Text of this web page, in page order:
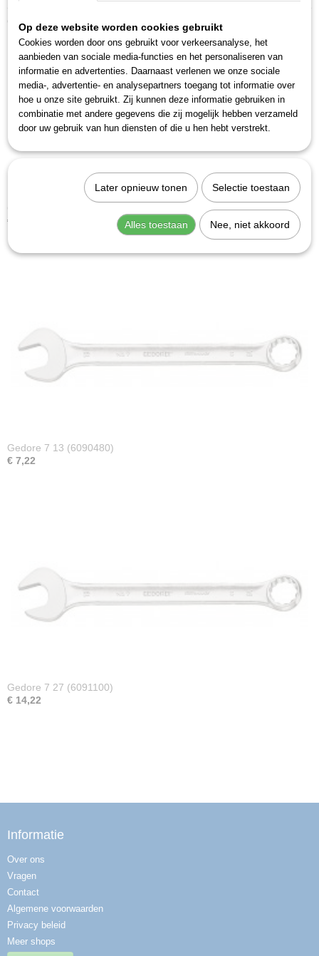
Ook interessant
€ 21,56
Gedore 7 13 (6090480)
€ 7,22
Gedore 7 27 (6091100)
€ 14,22
Informatie
Over ons
Vragen
Contact
Algemene voorwaarden
Privacy beleid
Meer shops
Op deze website worden cookies gebruikt
Cookies worden door ons gebruikt voor verkeersanalyse, het
aanbieden van sociale media-functies en het personaliseren van
informatie en advertenties. Daarnaast verlenen we onze sociale
media-, advertentie- en analysepartners toegang tot informatie over
hoe u onze site gebruikt. Zij kunnen deze informatie gebruiken in
combinatie met andere gegevens die zij mogelijk hebben verzameld
door uw gebruik van hun diensten of die u hen hebt verstrekt.
Later opnieuw tonen Selectie toestaan
Alles toestaan Nee, niet akkoord